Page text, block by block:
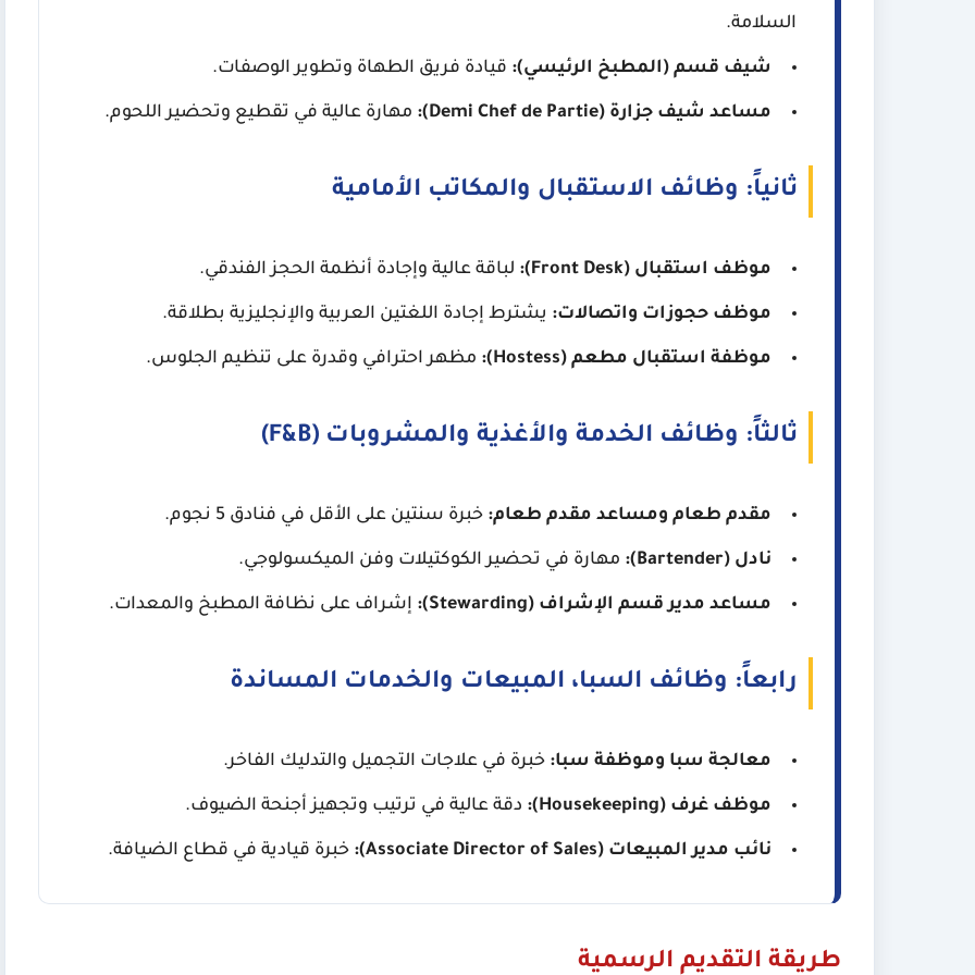
السلامة.
شيف قسم (المطبخ الرئيسي): قيادة فريق الطهاة وتطوير الوصفات.
مساعد شيف جزارة (Demi Chef de Partie): مهارة عالية في تقطيع وتحضير اللحوم.
ثانياً: وظائف الاستقبال والمكاتب الأمامية
موظف استقبال (Front Desk): لباقة عالية وإجادة أنظمة الحجز الفندقي.
موظف حجوزات واتصالات: يشترط إجادة اللغتين العربية والإنجليزية بطلاقة.
موظفة استقبال مطعم (Hostess): مظهر احترافي وقدرة على تنظيم الجلوس.
ثالثاً: وظائف الخدمة والأغذية والمشروبات (F&B)
مقدم طعام ومساعد مقدم طعام: خبرة سنتين على الأقل في فنادق 5 نجوم.
نادل (Bartender): مهارة في تحضير الكوكتيلات وفن الميكسولوجي.
مساعد مدير قسم الإشراف (Stewarding): إشراف على نظافة المطبخ والمعدات.
رابعاً: وظائف السبا، المبيعات والخدمات المساندة
معالجة سبا وموظفة سبا: خبرة في علاجات التجميل والتدليك الفاخر.
موظف غرف (Housekeeping): دقة عالية في ترتيب وتجهيز أجنحة الضيوف.
نائب مدير المبيعات (Associate Director of Sales): خبرة قيادية في قطاع الضيافة.
طريقة التقديم الرسمية